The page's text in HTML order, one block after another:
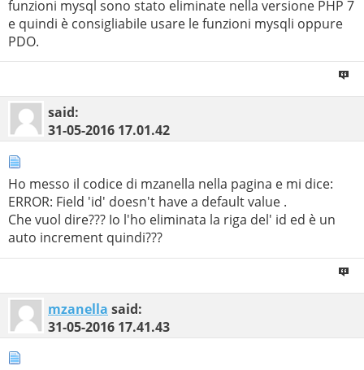
funzioni mysql sono stato eliminate nella versione PHP 7
e quindi è consigliabile usare le funzioni mysqli oppure
PDO.
said:
31-05-2016 17.01.42
Ho messo il codice di mzanella nella pagina e mi dice:
ERROR: Field 'id' doesn't have a default value .
Che vuol dire??? Io l'ho eliminata la riga del' id ed è un
auto increment quindi???
mzanella said:
31-05-2016 17.41.43